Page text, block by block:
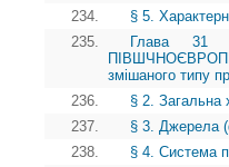
234.
§ 5.
235.
Глава 31
змішаного типу
236.
§ 2. Загальна
237.
§ 3. Джерела
238.
§ 4. Система